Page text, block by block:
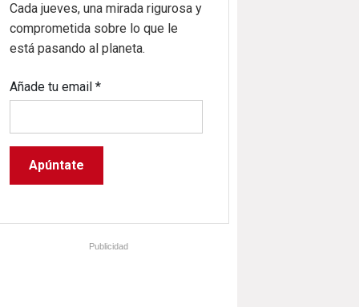
Cada jueves, una mirada rigurosa y
comprometida sobre lo que le
está pasando al planeta.
Añade tu email*
Publicidad